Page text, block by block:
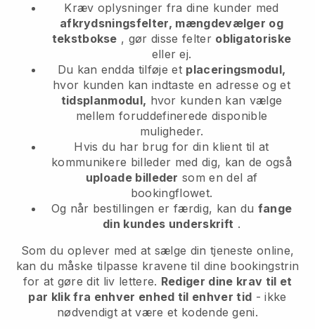
Kræv oplysninger fra dine kunder med
afkrydsningsfelter, mængdevælger og
tekstbokse , gør disse felter obligatoriske
eller ej.
Du kan endda tilføje et placeringsmodul,
hvor kunden kan indtaste en adresse og et
tidsplanmodul, hvor kunden kan vælge
mellem foruddefinerede disponible
muligheder.
Hvis du har brug for din klient til at
kommunikere billeder med dig, kan de også
uploade billeder som en del af
bookingflowet.
Og når bestillingen er færdig, kan du fange
din kundes underskrift .
Som du oplever med at sælge din tjeneste online,
kan du måske tilpasse kravene til dine bookingstrin
for at gøre dit liv lettere. Rediger dine krav til et
par klik fra enhver enhed til enhver tid - ikke
nødvendigt at være et kodende geni.